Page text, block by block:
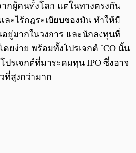
กผู้คนทั้งโลก แต่ในทางตรงกัน
ะไร้กฎระเบียบของมัน ทำให้มี
ยู่มากในวงการ และนักลงทุนที่
ดยง่าย พร้อมทั้งโปรเจกต์ ICO นั้น
ปรเจกต์ที่มาระดมทุน IPO ซึ่งอาจ
ที่สูงกว่ามาก